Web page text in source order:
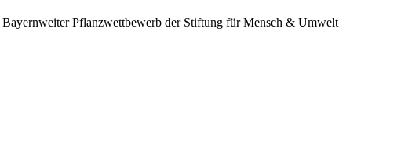
Bayernweiter Pflanzwettbewerb der Stiftung für Mensch & Umwelt